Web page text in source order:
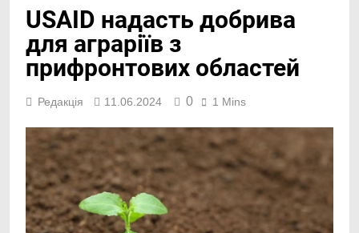
USAID надасть добрива
для аграріїв з
прифронтових областей
Редакція 11.06.2024 0 1 Mins